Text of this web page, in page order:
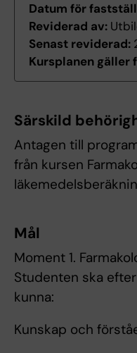
Datum för
Reviderad av:
Senast reviderad:
Kursplanen gäller
Särskild
Antagen till
från kursen
Mål
Moment 1.
Studenten ska
kunna:
Kunskap och